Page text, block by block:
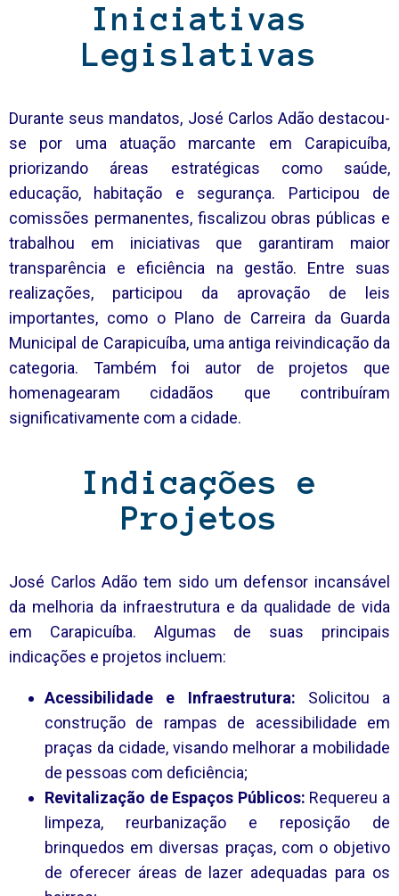
Iniciativas
Legislativas
Durante seus mandatos, José Carlos Adão destacou-
se por uma atuação marcante em Carapicuíba,
priorizando áreas estratégicas como saúde,
educação, habitação e segurança. Participou de
comissões permanentes, fiscalizou obras públicas e
trabalhou em iniciativas que garantiram maior
transparência e eficiência na gestão. Entre suas
realizações, participou da aprovação de leis
importantes, como o Plano de Carreira da Guarda
Municipal de Carapicuíba, uma antiga reivindicação da
categoria. Também foi autor de projetos que
homenagearam cidadãos que contribuíram
significativamente com a cidade.
Indicações e
Projetos
José Carlos Adão tem sido um defensor incansável
da melhoria da infraestrutura e da qualidade de vida
em Carapicuíba. Algumas de suas principais
indicações e projetos incluem:
Acessibilidade e Infraestrutura: Solicitou a
construção de rampas de acessibilidade em
praças da cidade, visando melhorar a mobilidade
de pessoas com deficiência;
Revitalização de Espaços Públicos: Requereu a
limpeza, reurbanização e reposição de
brinquedos em diversas praças, com o objetivo
de oferecer áreas de lazer adequadas para os